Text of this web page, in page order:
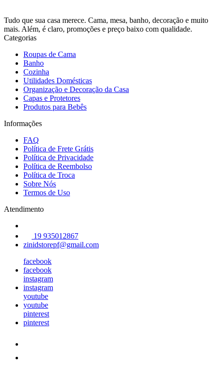
Tudo que sua casa merece. Cama, mesa, banho, decoração e muito
mais. Além, é claro, promoções e preço baixo com qualidade.
Categorias
Roupas de Cama
Banho
Cozinha
Utilidades Domésticas
Organização e Decoração da Casa
Capas e Protetores
Produtos para Bebês
Informações
FAQ
Política de Frete Grátis
Política de Privacidade
Política de Reembolso
Política de Troca
Sobre Nós
Termos de Uso
Atendimento
19 935012867
zinidstorepf@gmail.com
facebook
facebook
instagram
instagram
youtube
youtube
pinterest
pinterest